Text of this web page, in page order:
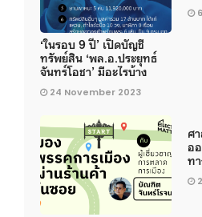
‘ในรอบ 9 ปี’ เปิดบัญชี
ทรัพย์สิน ‘พล.อ.ประยุทธ์
จันทร์โอชา’ มีอะไรบ้าง
24 November 2023
ศ
อ
ท